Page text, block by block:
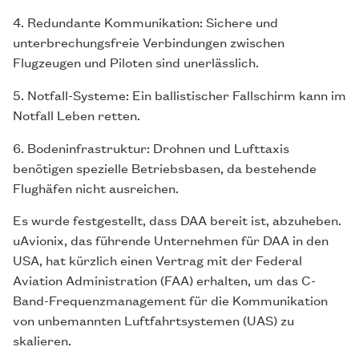
4. Redundante Kommunikation: Sichere und
unterbrechungsfreie Verbindungen zwischen
Flugzeugen und Piloten sind unerlässlich.
5. Notfall-Systeme: Ein ballistischer Fallschirm kann im
Notfall Leben retten.
6. Bodeninfrastruktur: Drohnen und Lufttaxis
benötigen spezielle Betriebsbasen, da bestehende
Flughäfen nicht ausreichen.
Es wurde festgestellt, dass DAA bereit ist, abzuheben.
uAvionix, das führende Unternehmen für DAA in den
USA, hat kürzlich einen Vertrag mit der Federal
Aviation Administration (FAA) erhalten, um das C-
Band-Frequenzmanagement für die Kommunikation
von unbemannten Luftfahrtsystemen (UAS) zu
skalieren.